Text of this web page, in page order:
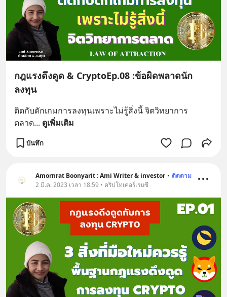
กฎแรงดึงดูด & CryptoEp.08 :ข้อผิดพลาดนัก
ลงทุน
ติดกับดักเกมการลงทุนเพราะไม่รู้สิ่งนี้ จิตวิทยาการ
ตลาด... ดูเพิ่มเติม
บันทึก
Amornrat Boonyarit : Ami Writer & investor • ติดตาม
2 มี.ค. 2023 เวลา 18:59 • คริปโทเคอร์เรนซี